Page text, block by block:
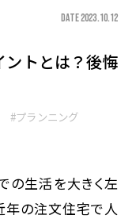
DATE 2023.10.12
ントとは？後悔
#プランニング
の生活を大きく左
年の注文住宅で人